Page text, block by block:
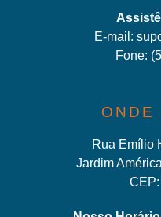
E-mail:
Fone:
ONDE
Rua Emílio
Jardim